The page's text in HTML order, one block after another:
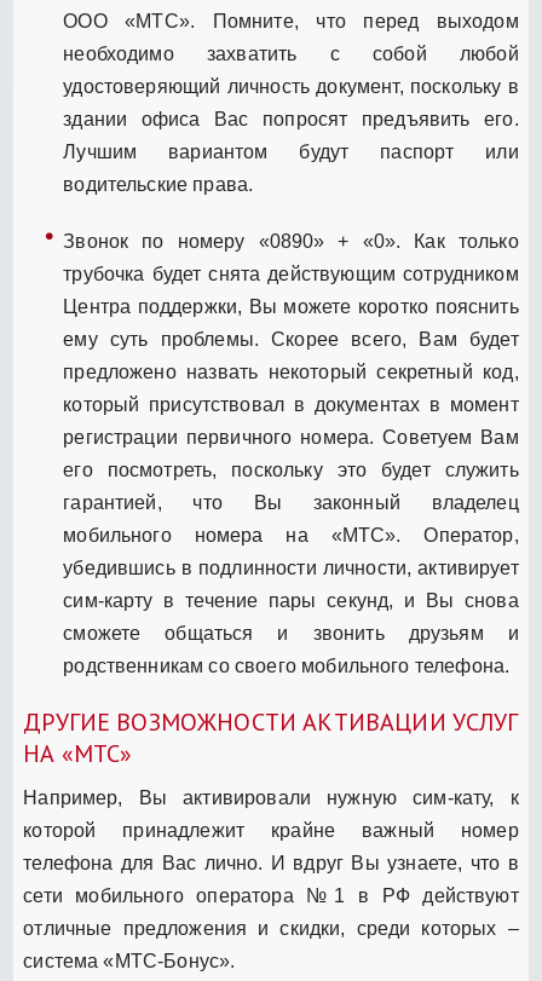
ООО «МТС». Помните, что перед выходом
необходимо захватить с собой любой
удостоверяющий личность документ, поскольку в
здании офиса Вас попросят предъявить его.
Лучшим вариантом будут паспорт или
водительские права.
Звонок по номеру «0890» + «0». Как только
трубочка будет снята действующим сотрудником
Центра поддержки, Вы можете коротко пояснить
ему суть проблемы. Скорее всего, Вам будет
предложено назвать некоторый секретный код,
который присутствовал в документах в момент
регистрации первичного номера. Советуем Вам
его посмотреть, поскольку это будет служить
гарантией, что Вы законный владелец
мобильного номера на «МТС». Оператор,
убедившись в подлинности личности, активирует
сим-карту в течение пары секунд, и Вы снова
сможете общаться и звонить друзьям и
родственникам со своего мобильного телефона.
ДРУГИЕ ВОЗМОЖНОСТИ АКТИВАЦИИ УСЛУГ
НА «МТС»
Например, Вы активировали нужную сим-кату, к
которой принадлежит крайне важный номер
телефона для Вас лично. И вдруг Вы узнаете, что в
сети мобильного оператора №1 в РФ действуют
отличные предложения и скидки, среди которых –
система «МТС-Бонус».